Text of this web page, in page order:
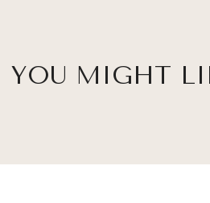
YOU MIGHT